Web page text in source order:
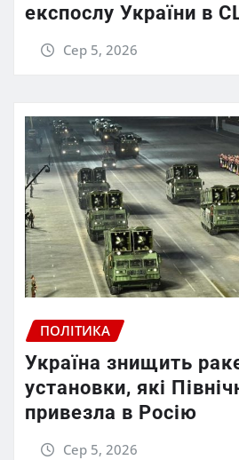
експослу України в
Сер 5, 2026
ПОЛІТИКА
Україна знищить
установки, які
привезла в Росію
Сер 5, 2026